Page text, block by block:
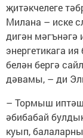
җитәкчелеге
Милана – иске
дигән мәгънәгә
энергетикага
белән бергә
дәвамы, – ди
– Тормыш
әбибабай
куып,